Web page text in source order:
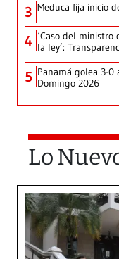
3 Meduca fija inicio
4 ‘Caso del
la ley’:
5 Panamá golea 3-0
Domingo 2026
Lo